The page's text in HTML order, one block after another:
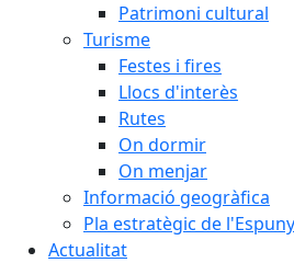
Patrimoni cultural
Turisme
Festes i fires
Llocs d'interès
Rutes
On dormir
On menjar
Informació geogràfica
Pla estratègic de
Actualitat